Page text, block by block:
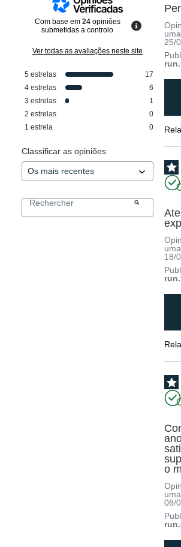
Com base em 24 opiniões
submetidas a controlo
Ver todas as avaliações neste site
5 estrelas
17
4 estrelas
6
3 estrelas
1
2 estrelas
0
1 estrela 0
Classificar as opiniões
25/
18/
o
08/